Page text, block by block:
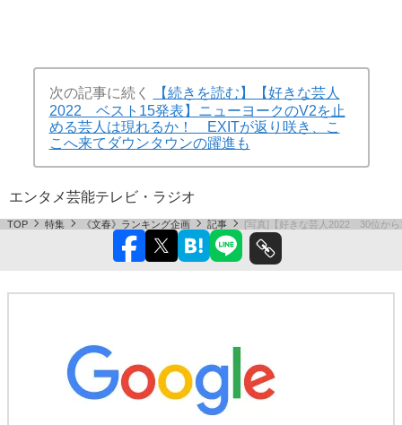
次の記事に続く
【続きを読む】【好きな芸人
2022 ベスト15発表】ニューヨークのV2を止
める芸人は現れるか！ EXITが返り咲き、こ
こへ来てダウンタウンの躍進も
エンタメ芸能テレビ・ラジオ
TOP 特集 《文春》ランキング企画 記事 [写真]【好きな芸人2022 30位から